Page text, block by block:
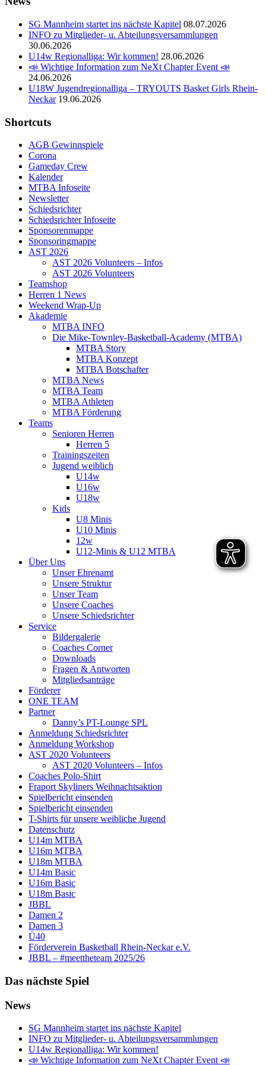
SG Mannheim startet ins nächste Kapitel 08.07.2026
INFO zu Mitglieder- u. Abteilungsversammlungen
30.06.2026
U14w Regionalliga: Wir kommen! 28.06.2026
📣 Wichtige Information zum NeXt Chapter Event 📣
24.06.2026
U18W Jugendregionalliga – TRYOUTS Basket Girls Rhein-
Neckar 19.06.2026
Shortcuts
AGB Gewinnspiele
Corona
Gameday Crew
Kalender
MTBA Infoseite
Newsletter
Schiedsrichter
Schiedsrichter Infoseite
Sponsorenmappe
Sponsoringmappe
AST 2026
AST 2026 Volunteers – Infos
AST 2026 Volunteers
Teamshop
Herren 1 News
Weekend Wrap-Up
Akademie
MTBA INFO
Die Mike-Townley-Basketball-Academy (MTBA)
MTBA Story
MTBA Konzept
MTBA Botschafter
MTBA News
MTBA Team
MTBA Athleten
MTBA Förderung
Teams
Senioren Herren
Herren 5
Trainingszeiten
Jugend weiblich
U14w
U16w
U18w
Kids
U8 Minis
U10 Minis
12w
U12-Minis & U12 MTBA
Über Uns
Unser Ehrenamt
Unsere Struktur
Unser Team
Unsere Coaches
Unsere Schiedsrichter
Service
Bildergalerie
Coaches Corner
Downloads
Fragen & Antworten
Mitgliedsanträge
Förderer
ONE TEAM
Partner
Danny’s PT-Lounge SPL
Anmeldung Schiedsrichter
Anmeldung Workshop
AST 2020 Volunteers
AST 2020 Volunteers – Infos
Coaches Polo-Shirt
Fraport Skyliners Weihnachtsaktion
Spielbericht einsenden
Spielbericht einsenden
T-Shirts für unsere weibliche Jugend
Datenschutz
U14m MTBA
U16m MTBA
U18m MTBA
U14m Basic
U16m Basic
U18m Basic
JBBL
Damen 2
Damen 3
Ü40
Förderverein Basketball Rhein-Neckar e.V.
JBBL – #meettheteam 2025/26
Das nächste Spiel
News
SG Mannheim startet ins nächste Kapitel
INFO zu Mitglieder- u. Abteilungsversammlungen
U14w Regionalliga: Wir kommen!
📣 Wichtige Information zum NeXt Chapter Event 📣